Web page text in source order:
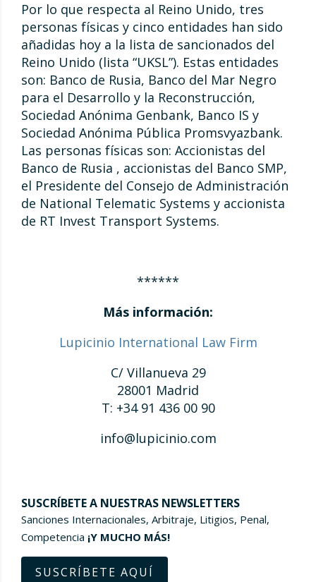
Por lo que respecta al Reino Unido, tres
personas físicas y cinco entidades han sido
añadidas hoy a la lista de sancionados del
Reino Unido (lista “UKSL”). Estas entidades
son: Banco de Rusia, Banco del Mar Negro
para el Desarrollo y la Reconstrucción,
Sociedad Anónima Genbank, Banco IS y
Sociedad Anónima Pública Promsvyazbank.
Las personas físicas son: Accionistas del
Banco de Rusia , accionistas del Banco SMP,
el Presidente del Consejo de Administración
de National Telematic Systems y accionista
de RT Invest Transport Systems.
******
Más información:
Lupicinio International Law Firm
C/ Villanueva 29
28001 Madrid
T: +34 91 436 00 90
info@lupicinio.com
SUSCRÍBETE A NUESTRAS NEWSLETTERS
Sanciones Internacionales, Arbitraje, Litigios, Penal,
Competencia ¡Y MUCHO MÁS!
SUSCRÍBETE AQUÍ